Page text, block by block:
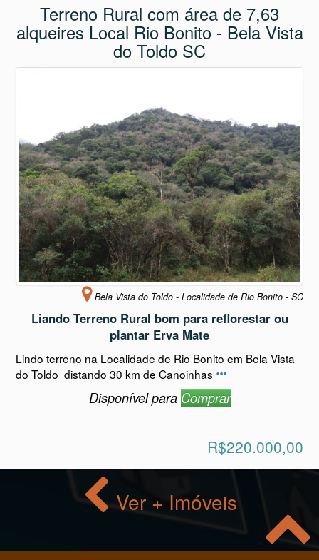
Terreno Rural com área de 7,63
alqueires Local Rio Bonito - Bela Vista
do Toldo SC
Bela Vista do Toldo - Localidade de Rio Bonito - SC
Liando Terreno Rural bom para reflorestar ou
plantar Erva Mate
Lindo terreno na Localidade de Rio Bonito em Bela Vista
do Toldo distando 30 km de Canoinhas
Disponível para Comprar
R$220.000,00
Ver + Imóveis